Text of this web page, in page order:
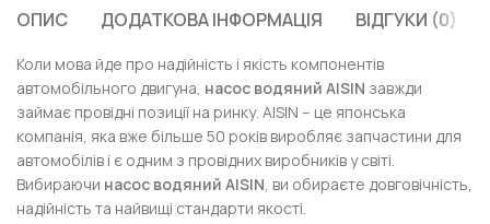
ОПИС ДОДАТКОВА ІНФОРМАЦІЯ ВІДГУКИ (0)
Коли мова йде про надійність і якість компонентів
автомобільного двигуна, насос водяний AISIN завжди
займає провідні позиції на ринку. AISIN – це японська
компанія, яка вже більше 50 років виробляє запчастини для
автомобілів і є одним з провідних виробників у світі.
Вибираючи насос водяний AISIN, ви обираєте довговічність,
надійність та найвищі стандарти якості.